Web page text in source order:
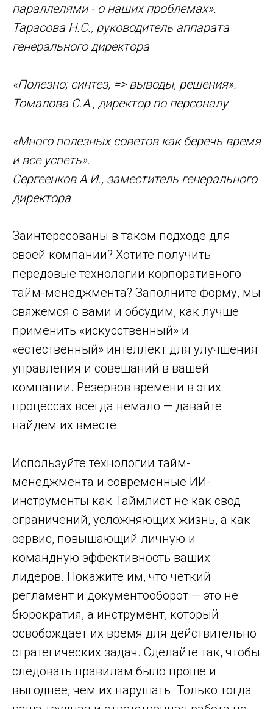
параллелями - о наших проблемах».
Тарасова Н.С., руководитель аппарата
генерального директора
«Полезно; синтез, => выводы, решения».
Томалова С.А., директор по персоналу
«Много полезных советов как беречь время
и все успеть».
Сергеенков А.И., заместитель генерального
директора
Заинтересованы в таком подходе для
своей компании? Хотите получить
передовые технологии корпоративного
тайм-менеджмента? Заполните форму, мы
свяжемся с вами и обсудим, как лучше
применить «искусственный» и
«естественный» интеллект для улучшения
управления и совещаний в вашей
компании. Резервов времени в этих
процессах всегда немало — давайте
найдем их вместе.
Используйте технологии тайм-
менеджмента и современные ИИ-
инструменты как Таймлист не как свод
ограничений, усложняющих жизнь, а как
сервис, повышающий личную и
командную эффективность ваших
лидеров. Покажите им, что четкий
регламент и документооборот — это не
бюрократия, а инструмент, который
освобождает их время для действительно
стратегических задач. Сделайте так, чтобы
следовать правилам было проще и
выгоднее, чем их нарушать. Только тогда